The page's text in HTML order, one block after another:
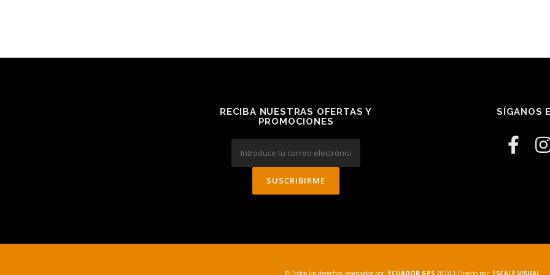
RECIBA NUESTRAS OFERTAS Y
PROMOCIONES
SÍGANOS
© Todos los derechos reservados por: ECUADOR GPS 2024 | Diseño por: ESCALE VISUAL